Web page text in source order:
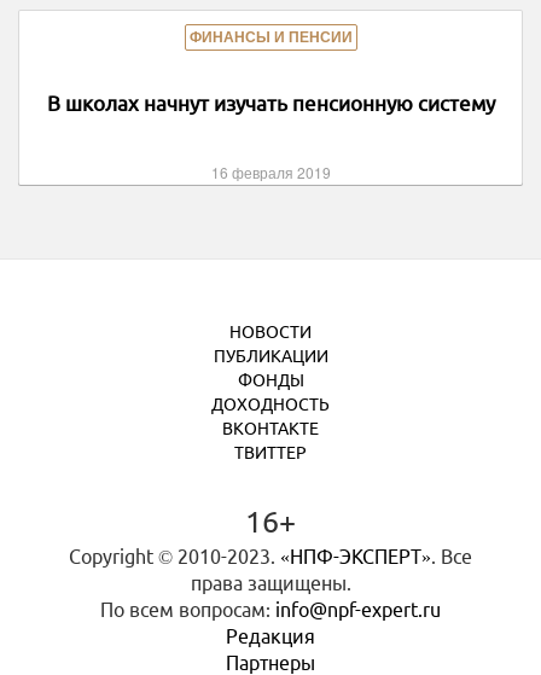
ФИНАНСЫ И ПЕНСИИ
В школах начнут изучать пенсионную систему
16 февраля 2019
НОВОСТИ
ПУБЛИКАЦИИ
ФОНДЫ
ДОХОДНОСТЬ
ВКОНТАКТЕ
ТВИТТЕР
16+
Copyright © 2010-2023. «НПФ-ЭКСПЕРТ». Все
права защищены.
По всем вопросам: info@npf-expert.ru
Редакция
Партнеры